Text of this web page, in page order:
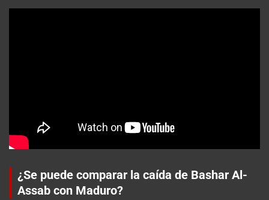
¿Se puede comparar la caída de Bashar Al-
Assab con Maduro?